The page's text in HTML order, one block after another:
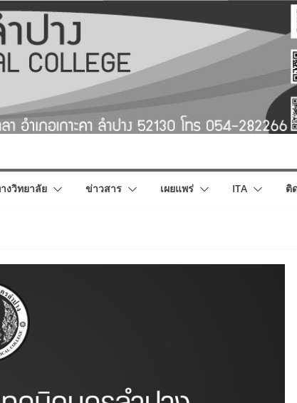
งวิทยาลัย ข่าวสาร เผยแพร่ ITA ติ